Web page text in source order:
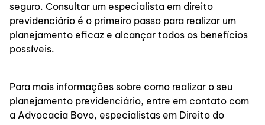
seguro. Consultar um especialista em direito
previdenciário é o primeiro passo para realizar um
planejamento eficaz e alcançar todos os benefícios
possíveis.
Para mais informações sobre como realizar o seu
planejamento previdenciário, entre em contato com
a Advocacia Bovo, especialistas em Direito do